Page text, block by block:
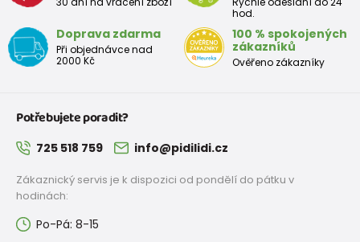
hod.
Doprava zdarma
Při objednávce nad
2000 Kč
100 % spokojených
zákazníků
Ověřeno zákazníky
Potřebujete poradit?
725 518 759 info@pidilidi.cz
Zákaznický servis je k dispozici od pondělí do pátku v
hodinách:
Po-Pá: 8-15